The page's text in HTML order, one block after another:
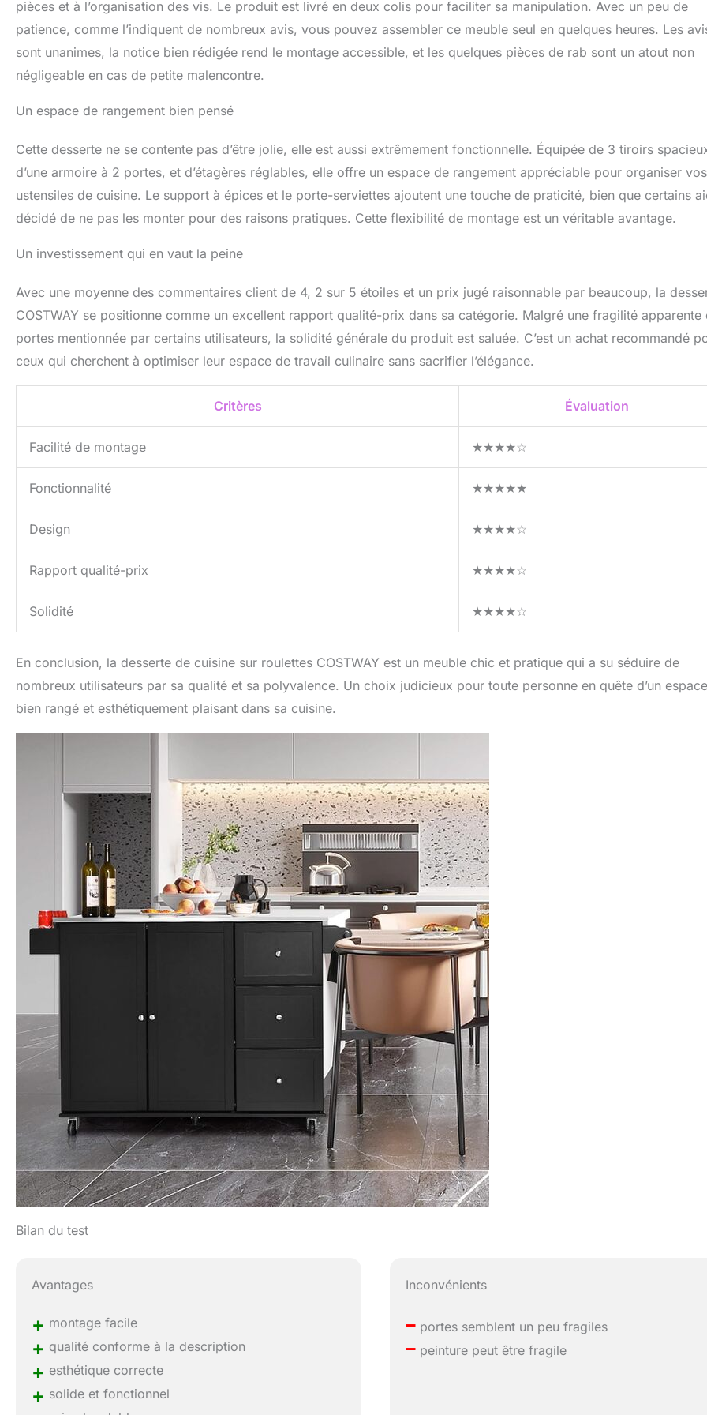
excellente combinaison de praticité et de polyvalence, ce qui le rend idéal pour la
cuisine, la salle à manger, le restaurant, le bar ou n'importe où.
pièces et à l’organisation des vis. Le produit est livré en deux colis pour faciliter sa manipulation. Avec un peu de
patience, comme l’indiquent de nombreux avis, vous pouvez assembler ce meuble seul en quelques heures. Les
sont unanimes, la notice bien rédigée rend le montage accessible, et les quelques pièces de rab sont un atout non
négligeable en cas de petite malencontre.
Un espace de rangement bien pensé
Cette desserte ne se contente pas d’être jolie, elle est aussi extrêmement fonctionnelle. Équipée de 3 tiroirs
d’une armoire à 2 portes, et d’étagères réglables, elle offre un espace de rangement appréciable pour organiser vos
ustensiles de cuisine. Le support à épices et le porte-serviettes ajoutent une touche de praticité, bien que certains
décidé de ne pas les monter pour des raisons pratiques. Cette flexibilité de montage est un véritable avantage.
Un investissement qui en vaut la peine
Avec une moyenne des commentaires client de 4, 2 sur 5 étoiles et un prix jugé raisonnable par beaucoup, la
COSTWAY se positionne comme un excellent rapport qualité-prix dans sa catégorie. Malgré une fragilité apparente
portes mentionnée par certains utilisateurs, la solidité générale du produit est saluée. C’est un achat recommandé
ceux qui cherchent à optimiser leur espace de travail culinaire sans sacrifier l’élégance.
Critères Évaluation
Facilité de montage ★★★★☆
Fonctionnalité ★★★★★
Design ★★★★☆
Rapport qualité-prix ★★★★☆
Solidité ★★★★☆
En conclusion, la desserte de cuisine sur roulettes COSTWAY est un meuble chic et pratique qui a su séduire de
nombreux utilisateurs par sa qualité et sa polyvalence. Un choix judicieux pour toute personne en quête d’un espace
bien rangé et esthétiquement plaisant dans sa cuisine.
Bilan du test
Avantages
+ montage facile
+ qualité conforme à la description
+ esthétique correcte
+ solide et fonctionnel
Inconvénients
– portes semblent un peu fragiles
– peinture peut être fragile